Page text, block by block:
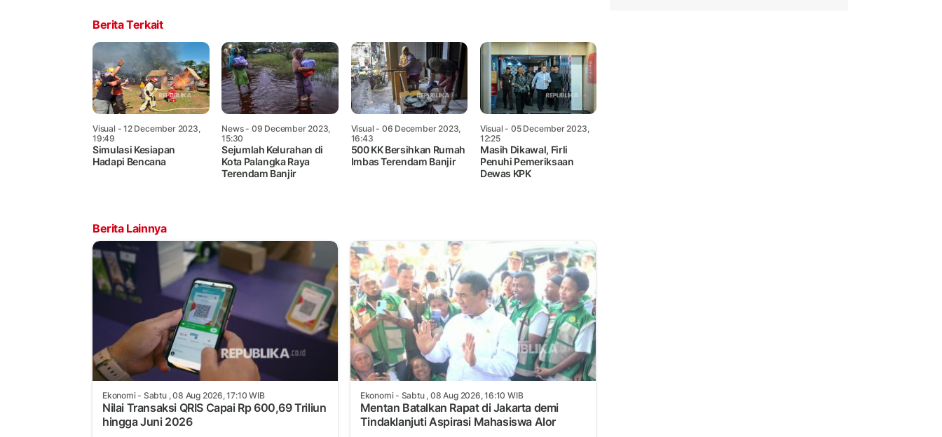
Berita Terkait
Visual - 12 December 2023,
19:49
Simulasi Kesiapan
Hadapi Bencana
News- 09 December 2023,
15:30
Sejumlah Kelurahan di
Kota Palangka Raya
Terendam Banjir
Visual - 06 December 2023,
16:43
500 KK Bersihkan Rumah
Imbas Terendam Banjir
Visual - 05 December 2023,
12:25
Masih Dikawal, Firli
Penuhi Pemeriksaan
Dewas KPK
Berita Lainnya
Ekonomi- Sabtu , 08 Aug 2026, 17:10 WIB
Nilai Transaksi QRIS Capai Rp 600,69 Triliun
hingga Juni 2026
Ekonomi- Sabtu , 08 Aug 2026, 16:10 WIB
Mentan Batalkan Rapat di Jakarta demi
Tindaklanjuti Aspirasi Mahasiswa Alor